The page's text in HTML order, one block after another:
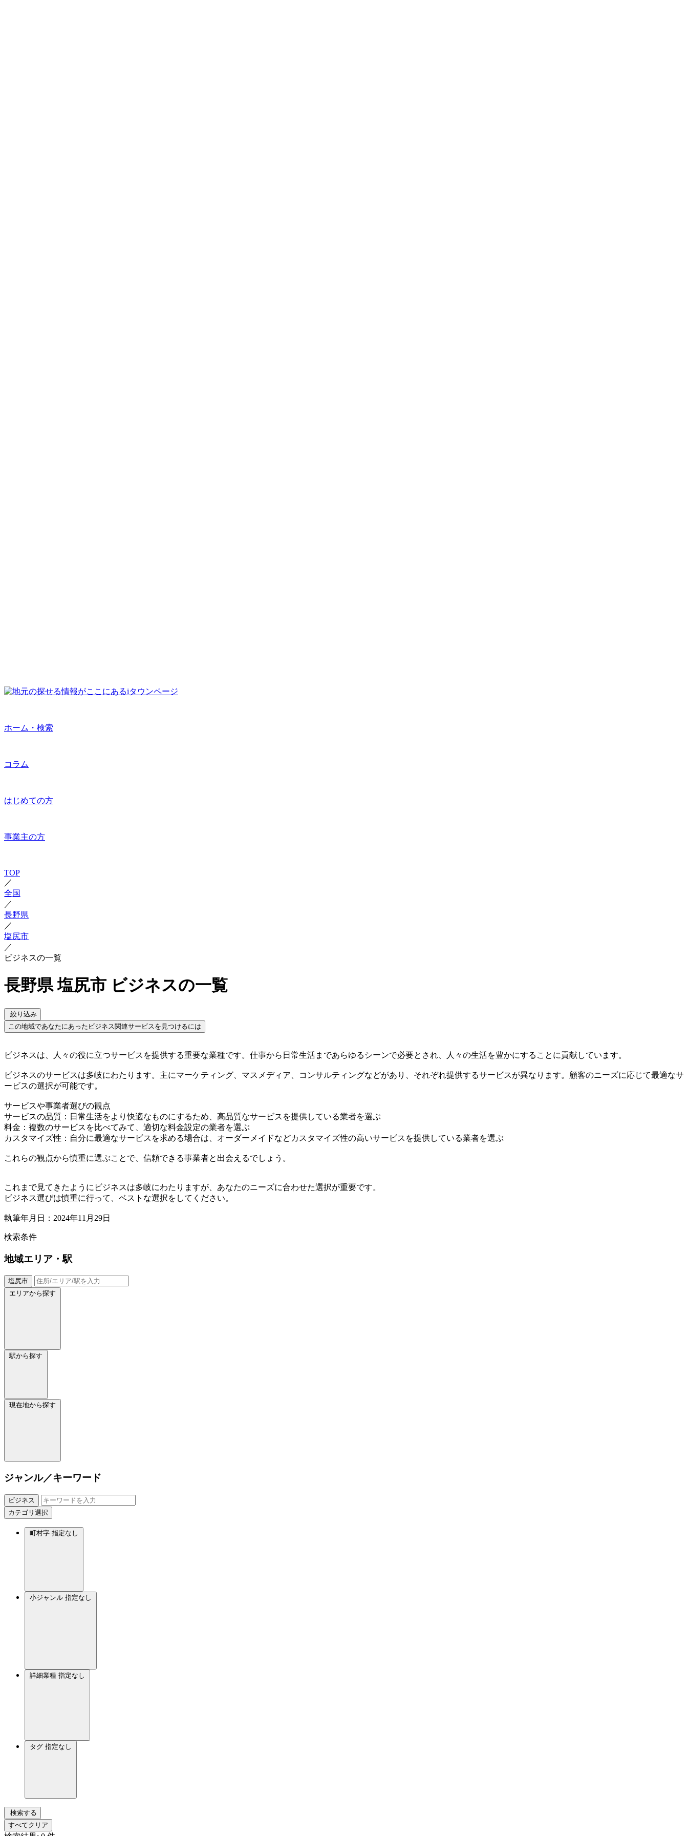
ホーム・検索
コラム
はじめての方
事業主の方
TOP
／
全国
／
長野県
／
塩尻市
／
ビジネスの一覧
長野県 塩尻市 ビジネスの一覧
絞り込み
この地域であなたにあったビジネス関連サービスを見つけるには
ビジネスは、人々の役に立つサービスを提供する重要な業種です。仕事から日常生活まであらゆるシーンで必要とされ、人々の生活を豊かにすることに貢献しています。
ビジネスのサービスは多岐にわたります。主にマーケティング、マスメディア、コンサルティングなどがあり、それぞれ提供するサービスが異なります。顧客のニーズに応じて最適なサ
ービスの選択が可能です。
サービスや事業者選びの観点
サービスの品質：日常生活をより快適なものにするため、高品質なサービスを提供している業者を選ぶ
料金：複数のサービスを比べてみて、適切な料金設定の業者を選ぶ
カスタマイズ性：自分に最適なサービスを求める場合は、オーダーメイドなどカスタマイズ性の高いサービスを提供している業者を選ぶ
これらの観点から慎重に選ぶことで、信頼できる事業者と出会えるでしょう。
これまで見てきたようにビジネスは多岐にわたりますが、あなたのニーズに合わせた選択が重要です。
ビジネス選びは慎重に行って、ベストな選択をしてください。
執筆年月日：2024年11月29日
検索条件
地域エリア・駅
塩尻市
エリアから探す
駅から探す
現在地から探す
ジャンル／キーワード
ビジネス
カテゴリ選択
町村字 指定なし
小ジャンル 指定なし
詳細業種 指定なし
タグ 指定なし
検索する
すべてクリア